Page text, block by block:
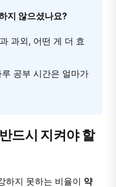
지 않으셨나요?
과외, 어떤 게 더 효
공부 시간은 얼마가
드시 지켜야 할
하지 못하는 비율이 약